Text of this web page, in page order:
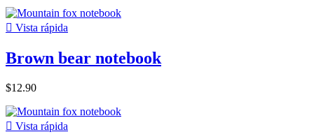
 Vista rápida
Brown bear notebook
$12.90
 Vista rápida